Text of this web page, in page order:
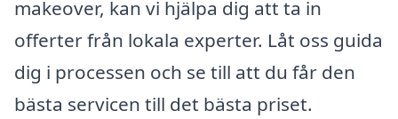
makeover, kan vi hjälpa dig att ta in
offerter från lokala experter. Låt oss guida
dig i processen och se till att du får den
bästa servicen till det bästa priset.